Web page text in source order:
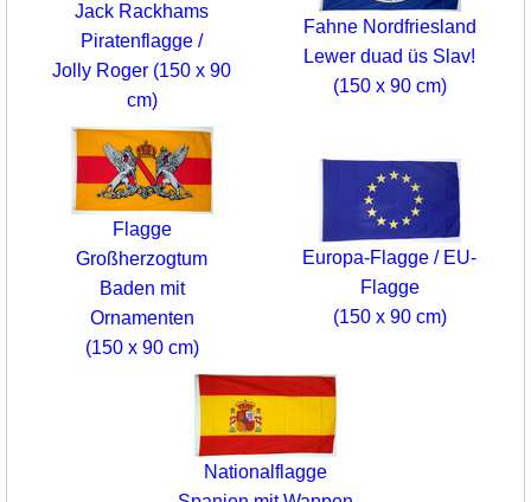
Jack Rackhams
Piratenflagge /
Jolly Roger (150 x 90
cm)
Fahne Nordfriesland
Lewer duad üs Slav!
(150 x 90 cm)
Flagge
Großherzogtum
Baden mit
Ornamenten
(150 x 90 cm)
Europa-Flagge / EU-
Flagge
(150 x 90 cm)
Nationalflagge